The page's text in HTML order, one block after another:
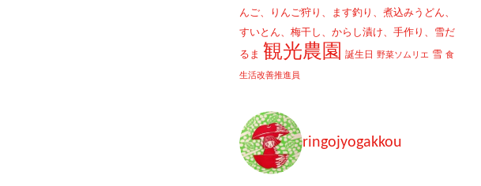
んご、りんご狩り、ます釣り、煮込みうどん、
すいとん、梅干し、からし漬け、手作り、雪だ
るま 観光農園 誕生日 野菜ソムリエ 雪 食
生活改善推進員
ringojyogakkou